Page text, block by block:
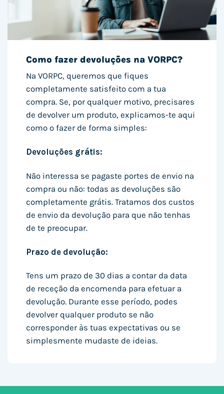
Como fazer devoluções na VORPC?
Na VORPC, queremos que fiques
completamente satisfeito com a tua
compra. Se, por qualquer motivo, precisares
de devolver um produto, explicamos-te aqui
como o fazer de forma simples:
Devoluções grátis:
Não interessa se pagaste portes de envio na
compra ou não: todas as devoluções são
completamente grátis. Tratamos dos custos
de envio da devolução para que não tenhas
de te preocupar.
Prazo de devolução:
Tens um prazo de 30 dias a contar da data
de receção da encomenda para efetuar a
devolução. Durante esse período, podes
devolver qualquer produto se não
corresponder às tuas expectativas ou se
simplesmente mudaste de ideias.